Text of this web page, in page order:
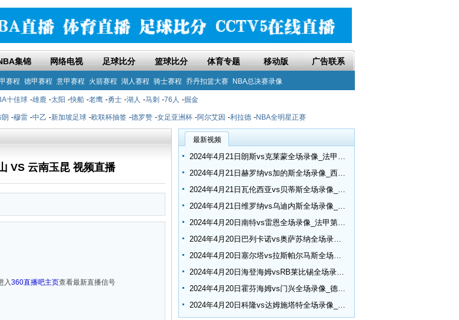
集锦 网络电视 足球比分 篮球比分 体育专题 移动版 广告联系
赛程 德甲赛程 意甲赛程 火箭赛程 湖人赛程 骑士赛程 乔丹扣篮大赛 NBA总决赛录像
十佳球 -雄鹿 -太阳 -快船 -老鹰 -勇士 -湖人 -马刺 -76人 -掘金
朗 -穆雷 -中乙 -新加坡足球 -欧联杯抽签 -德罗赞 -女足亚洲杯 -阿尔艾因 -利拉德 -NBA全明星正赛
VS 云南玉昆 视频直播
入360直播吧主页查看最新直播信号
最新视频
2024年4月21日朗斯vs克莱蒙全场录像_法甲第30轮
2024年4月21日赫罗纳vs加的斯全场录像_西甲第32轮
2024年4月21日瓦伦西亚vs贝蒂斯全场录像_西甲第32轮
2024年4月21日维罗纳vs乌迪内斯全场录像_意甲第33轮
2024年4月20日南特vs雷恩全场录像_法甲第30轮
2024年4月20日巴列卡诺vs奥萨苏纳全场录像_西甲第32轮
2024年4月20日塞尔塔vs拉斯帕尔马斯全场录像_西甲第32轮
2024年4月20日海登海姆vsRB莱比锡全场录像_德甲第30轮
2024年4月20日霍芬海姆vs门兴全场录像_德甲第30轮
2024年4月20日科隆vs达姆施塔特全场录像_德甲第30轮